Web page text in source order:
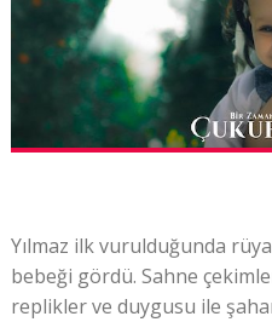
Yılmaz ilk vurulduğunda
bebeği gördü. Sahne
replikler ve duygusu ile